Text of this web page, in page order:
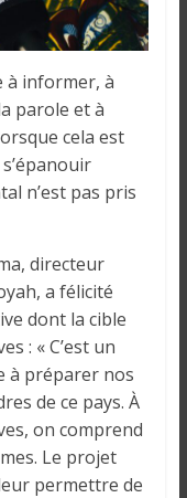
à informer, à
parole et à
cela est
n’est pas pris
directeur
a félicité
dont la cible
: « C’est un
à préparer nos
de ce pays. À
on comprend
Le projet
permettre de